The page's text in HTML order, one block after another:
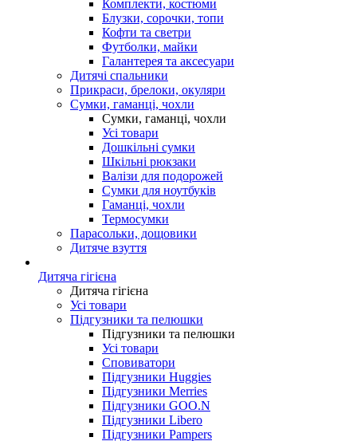
Комплекти, костюми
Блузки, сорочки, топи
Кофти та светри
Футболки, майки
Галантерея та аксесуари
Дитячі спальники
Прикраси, брелоки, окуляри
Сумки, гаманці, чохли
Сумки, гаманці, чохли
Усі товари
Дошкільні сумки
Шкільні рюкзаки
Валізи для подорожей
Сумки для ноутбуків
Гаманці, чохли
Термосумки
Парасольки, дощовики
Дитяче взуття
Дитяча гігієна
Дитяча гігієна
Усі товари
Підгузники та пелюшки
Підгузники та пелюшки
Усі товари
Сповиватори
Підгузники Huggies
Підгузники Merries
Підгузники GOO.N
Підгузники Libero
Підгузники Pampers